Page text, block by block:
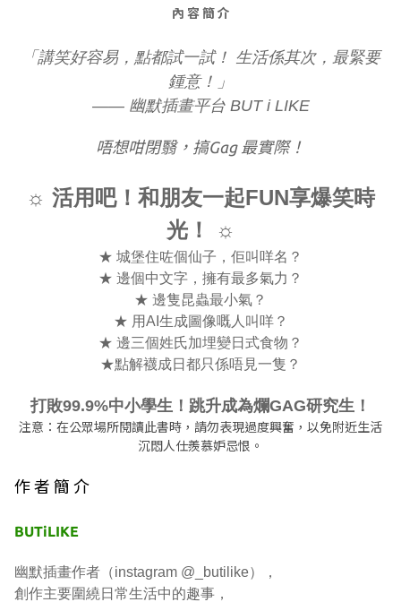
內 容 簡 介
「講笑好容易，點都試一試！ 生活係其次，最緊要
鍾意！」
—— 幽默插畫平台 BUT i LIKE
唔想咁閉翳，搞Gag 最實際！
☼ 活用吧！和朋友一起FUN享爆笑時
光！ ☼
★ 城堡住咗個仙子，佢叫咩名？
★ 邊個中文字，擁有最多氣力？
★ 邊隻昆蟲最小氣？
★ 用AI生成圖像嘅人叫咩？
★ 邊三個姓氏加埋變日式食物？
★點解襪成日都只係唔見一隻？
打敗99.9%中小學生！跳升成為爛GAG研究生！
注意：在公眾場所閱讀此書時，請勿表現過度興奮，以免附近生活
沉悶人仕羨慕妒忌恨。
作 者 簡 介
BUTiLIKE
幽默插畫作者（instagram @_butilike），
創作主要圍繞日常生活中的趣事，